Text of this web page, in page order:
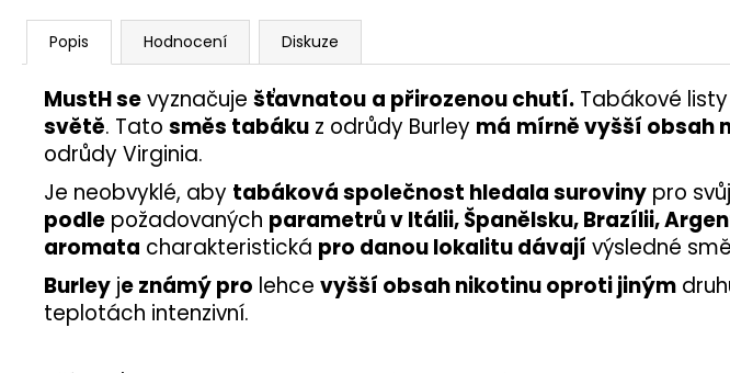
Popis Hodnocení Diskuze
MustH sevyznačuje šťavnatou a přirozenou chutí. Tabákové listy
světě. Tato směs tabáku z odrůdy Burley má mírně vyšší obsah
odrůdy Virginia.
Je neobvyklé, aby tabáková společnost hledala suroviny pro
podle požadovaných parametrů v Itálii, Španělsku, Brazílii,
aromata charakteristická pro danou lokalitu dávají výsledné
Burley je známý pro lehce vyšší obsah nikotinu oproti jiným
teplotách intenzivní.